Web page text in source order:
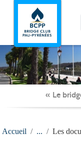
« Le
Accueil Les
Panneau de gestion des